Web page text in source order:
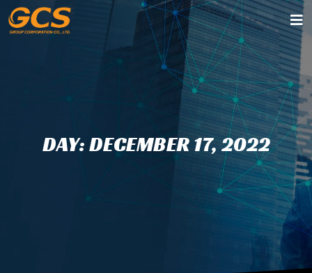
DAY: DECEMBER 17, 2022